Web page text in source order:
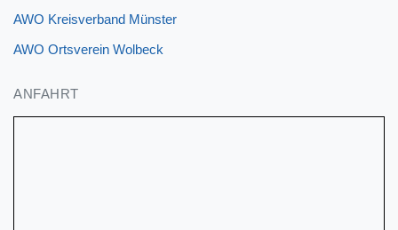
AWO Kreisverband Münster
AWO Ortsverein Wolbeck
ANFAHRT